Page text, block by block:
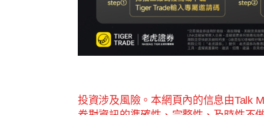
投資涉及風險。本網頁內的信息由Talk